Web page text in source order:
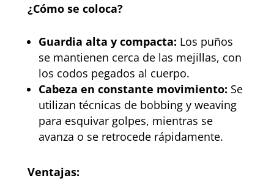
¿Cómo se coloca?
Guardia alta y compacta: Los puños
se mantienen cerca de las mejillas, con
los codos pegados al cuerpo.
Cabeza en constante movimiento: Se
utilizan técnicas de bobbing y weaving
para esquivar golpes, mientras se
avanza o se retrocede rápidamente.
Ventajas: